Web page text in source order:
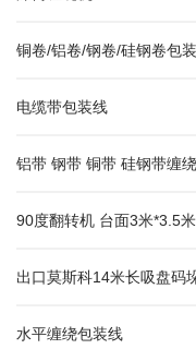
铜卷/铝卷/钢卷/硅钢卷包
电缆带包装线
铝带 钢带 铜带 硅钢带缠
90度翻转机 台面3米*3.5米
出口莫斯科14米长吸盘码
水平缠绕包装线